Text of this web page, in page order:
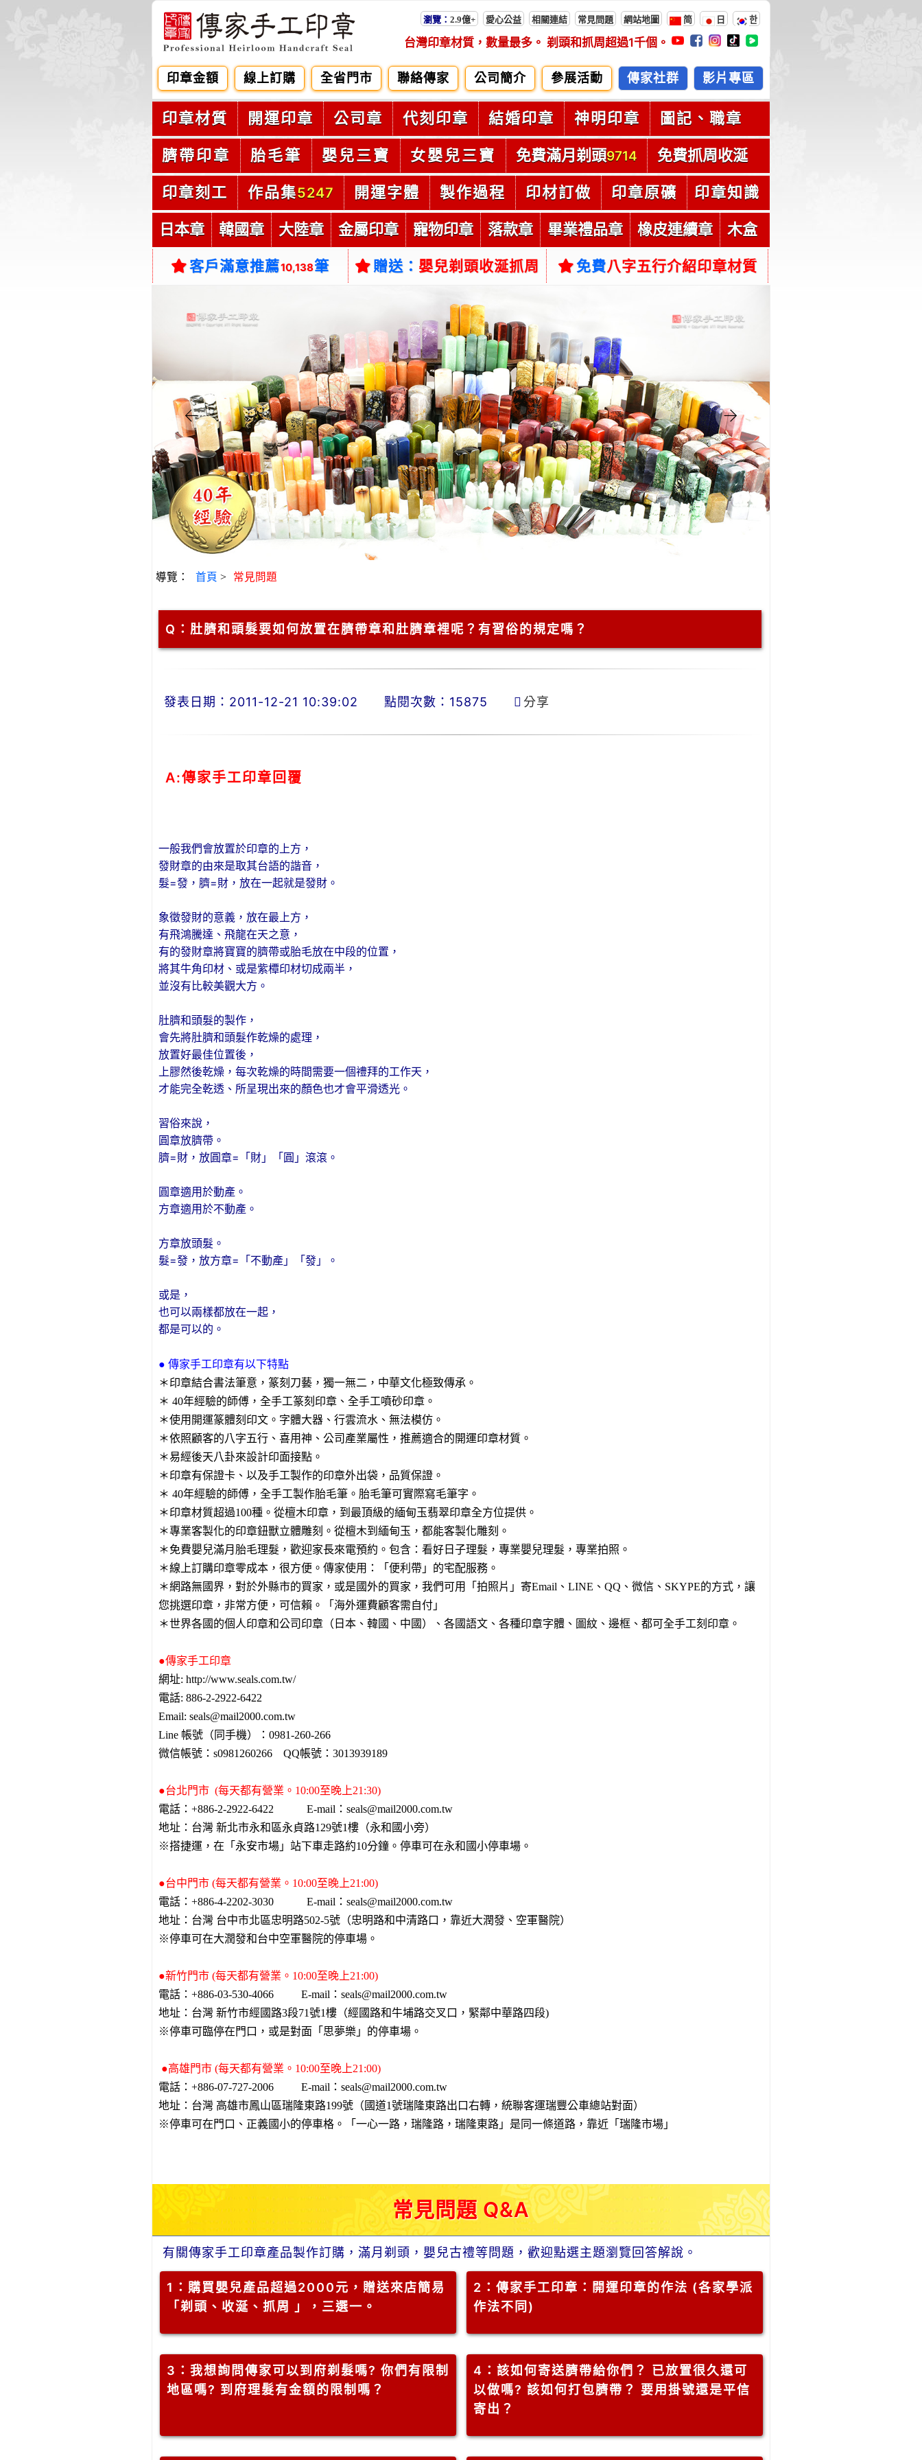
瀏覽： 2.9億+ 愛心公益 相關連結 常見問題 網站地圖 简 日 한
台灣印章材質，數量最多。 剃頭和抓周超過1千個。
印章金額 線上訂購 全省門市 聯絡傳家 公司簡介 參展活動 傳家社群 影片專區
印章材質 開運印章 公司章 代刻印章 結婚印章 神明印章 圖記、職章
臍帶印章 胎毛筆 嬰兒三寶 女嬰兒三寶 免費滿月剃頭9714 免費抓周收涎
印章刻工 作品集5247 開運字體 製作過程 印材訂做 印章原礦 印章知識
日本章 韓國章 大陸章 金屬印章 寵物印章 落款章 畢業禮品章 橡皮連續章 木盒
客戶滿意推薦10,138筆 贈送： 嬰兒剃頭收涎抓周 免費八字五行介紹印章材質
導覽： 首頁 > 常見問題
Q： 肚臍和頭髮要如何放置在臍帶章和肚臍章裡呢？有習俗的規定嗎？
發表日期：2011-12-21 10:39:02 點閱次數：15875 分享
A:傳家手工印章回覆
一般我們會放置於印章的上方，
發財章的由來是取其台語的諧音，
髮=發，臍=財，放在一起就是發財。
象徵發財的意義，放在最上方，
有飛鴻騰達、飛龍在天之意，
有的發財章將寶寶的臍帶或胎毛放在中段的位置，
將其牛角印材、或是紫橝印材切成兩半，
並沒有比較美觀大方。
肚臍和頭髮的製作，
會先將肚臍和頭髮作乾燥的處理，
放置好最佳位置後，
上膠然後乾燥，每次乾燥的時間需要一個禮拜的工作天，
才能完全乾透、所呈現出來的顏色也才會平滑透光。
習俗來說，
圓章放臍帶。
臍=財，放圓章=「財」「圓」滾滾。
圓章適用於動產。
方章適用於不動產。
方章放頭髮。
髮=發，放方章=「不動產」「發」。
或是，
也可以兩樣都放在一起，
都是可以的。
● 傳家手工印章有以下特點
＊印章結合書法筆意，篆刻刀藝，獨一無二，中華文化極致傳承。
＊ 40年經驗的師傅，全手工篆刻印章、全手工噴砂印章。
＊使用開運篆體刻印文。字體大器、行雲流水、無法模仿。
＊依照顧客的八字五行、喜用神、公司產業屬性，推薦適合的開運印章材質。
＊易經後天八卦來設計印面接點。
＊印章有保證卡、以及手工製作的印章外出袋，品質保證。
＊ 40年經驗的師傅，全手工製作胎毛筆。胎毛筆可實際寫毛筆字。
＊印章材質超過100種。從檀木印章，到最頂級的緬甸玉翡翠印章全方位提供。
＊專業客製化的印章鈕獸立體雕刻。從檀木到緬甸玉，都能客製化雕刻。
＊免費嬰兒滿月胎毛理髮，歡迎家長來電預約。包含：看好日子理髮，專業嬰兒理髮，專業拍照。
＊線上訂購印章零成本，很方便。傳家使用：「便利帶」的宅配服務。
＊網路無國界，對於外縣市的買家，或是國外的買家，我們可用「拍照片」寄Email、LINE、QQ、微信、SKYPE的方式，讓
您挑選印章，非常方便，可信賴。「海外運費顧客需自付」
＊世界各國的個人印章和公司印章（日本、韓國、中國）、各國語文、各種印章字體、圖紋、邊框、都可全手工刻印章。
●傳家手工印章
網址: http://www.seals.com.tw/
電話: 886-2-2922-6422
Email: seals@mail2000.com.tw
Line 帳號（同手機）：0981-260-266
微信帳號：s0981260266 QQ帳號：3013939189
●台北門市 (每天都有營業。10:00至晚上21:30)
電話：+886-2-2922-6422 E-mail：seals@mail2000.com.tw
地址：台灣 新北市永和區永貞路129號1樓（永和國小旁）
※搭捷運，在「永安市場」站下車走路約10分鐘。停車可在永和國小停車場。
●台中門市 (每天都有營業。10:00至晚上21:00)
電話：+886-4-2202-3030 E-mail：seals@mail2000.com.tw
地址：台灣 台中市北區忠明路502-5號（忠明路和中清路口，靠近大潤發、空軍醫院）
※停車可在大潤發和台中空軍醫院的停車場。
●新竹門市 (每天都有營業。10:00至晚上21:00)
電話：+886-03-530-4066 E-mail：seals@mail2000.com.tw
地址：台灣 新竹市經國路3段71號1樓（經國路和牛埔路交叉口，緊鄰中華路四段)
※停車可臨停在門口，或是對面「思夢樂」的停車場。
●高雄門市 (每天都有營業。10:00至晚上21:00)
電話：+886-07-727-2006 E-mail：seals@mail2000.com.tw
地址：台灣 高雄市鳳山區瑞隆東路199號（國道1號瑞隆東路出口右轉，統聯客運瑞豐公車總站對面）
※停車可在門口、正義國小的停車格。「一心一路，瑞隆路，瑞隆東路」是同一條道路，靠近「瑞隆市場」
常見問題 Q&A
有關傳家手工印章產品製作訂購，滿月剃頭，嬰兒古禮等問題，歡迎點選主題瀏覽回答解說。
1 ：購買嬰兒產品超過2000元，贈送來店簡易
「剃頭、收涎、抓周 」，三選一。
2 ：傳家手工印章：開運印章的作法 (各家學派
作法不同)
3 ：我想詢問傳家可以到府剃髮嗎? 你們有限制
地區嗎? 到府理髮有金額的限制嗎？
4 ：該如何寄送臍帶給你們？ 已放置很久還可
以做嗎? 該如何打包臍帶？ 要用掛號還是平信
寄出？